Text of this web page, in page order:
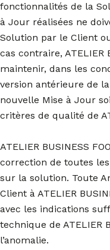
fonctionnalités de la
à Jour réalisées ne
Solution par le Client
cas contraire, ATELIER
maintenir, dans les
version antérieure de
nouvelle Mise à Jour
critères de qualité de
ATELIER BUSINESS
correction de toutes
sur la solution. Toute
Client à ATELIER
avec les indications
technique de ATELIER
l’anomalie.